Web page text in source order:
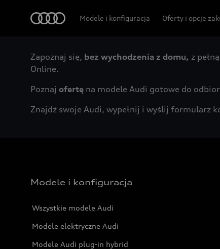
Modele i konfiguracja Oferty i opcje
Zapoznaj się, bez wychodzenia z domu, z
Online.
Poznaj ofertę na modele Audi gotowe do
Znajdź swoje Audi, wypełnij i wyślij formularz
Modele i konfiguracja
Wszystkie modele Audi
Modele elektryczne Audi
Modele Audi plug-in hybrid